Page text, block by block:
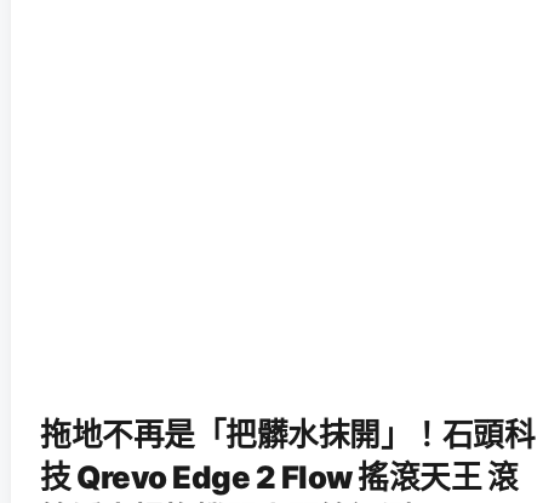
拖地不再是「把髒水抹開」！石頭科
技 Qrevo Edge 2 Flow 搖滾天王 滾